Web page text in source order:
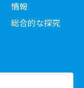
情報
総合的な探究